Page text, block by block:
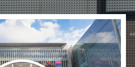
シ
ェ
ア